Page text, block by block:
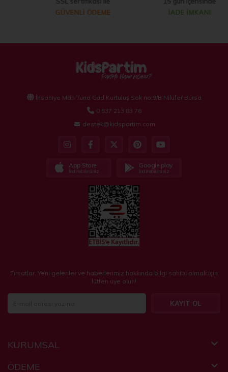
GÜVENLİ ÖDEME
İADE İMKANI
İhsaniye Mah Tuna Cad Kurtuluş Sok no:9/B Nilüfer Bursa
0 537 213 83 76
destek@kidspartim.com
App Store
İndirebilirsiniz
Google play
İndirebilirsiniz
Fırsatlar, Yeni gelenler ve haberlerimiz hakkında bilgi sahibi olmak için
lütfen üye olun!
KAYIT OL
KURUMSAL
ÖDEME